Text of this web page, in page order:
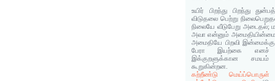
உயிர் பிறந்து பிறந்து
விடுதலை பெற்று
நிலையே வீடுபேறு அடைதல்;
அவா என்னும்
அமைதியே பிறவி
பேரா இயற்கை எனச்
இக்குறளுக்கான
கூறுகின்றன.
கற்றீண்டு மெய்ப்பொருள்